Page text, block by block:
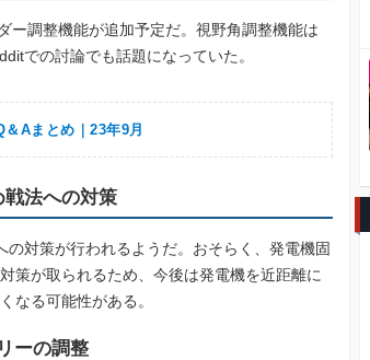
ー調整機能が追加予定だ。視野角調整機能は
での討論でも話題になっていた。
Aまとめ｜23年9月
法への対策
の対策が行われるようだ。おそらく、発電機固
策が取られるため、今後は発電機を近距離に
なる可能性がある。
ーの調整